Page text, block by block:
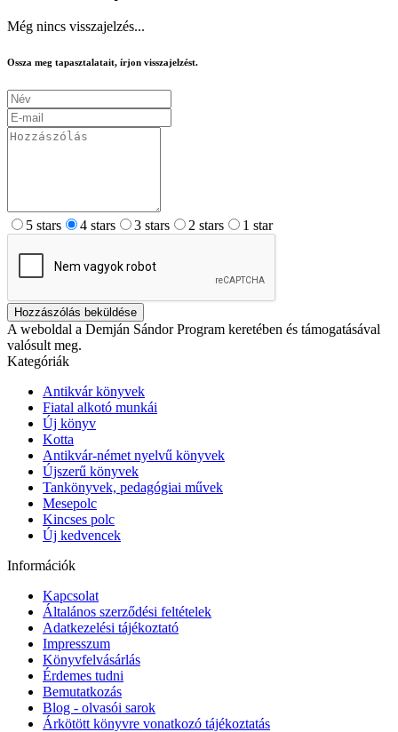
Még nincs visszajelzés...
Ossza meg tapasztalatait, írjon visszajelzést.
5 stars 4 stars 3 stars 2 stars 1 star
Hozzászólás beküldése
A weboldal a Demján Sándor Program keretében és támogatásával
valósult meg.
Kategóriák
Antikvár könyvek
Fiatal alkotó munkái
Új könyv
Kotta
Antikvár-német nyelvű könyvek
Újszerű könyvek
Tankönyvek, pedagógiai művek
Mesepolc
Kincses polc
Új kedvencek
Információk
Kapcsolat
Általános szerződési feltételek
Adatkezelési tájékoztató
Impresszum
Könyvfelvásárlás
Érdemes tudni
Bemutatkozás
Blog - olvasói sarok
Árkötött könyvre vonatkozó tájékoztatás